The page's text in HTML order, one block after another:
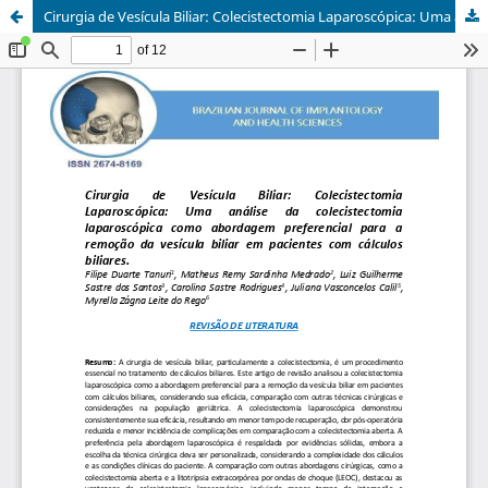
Cirurgia de Vesícula Biliar: Colecistectomia Laparoscópica: Uma análise da colecistectomia laparoscópica como abordagem preferencial para a remoção da vesícula biliar em pacientes com cálculos biliares.